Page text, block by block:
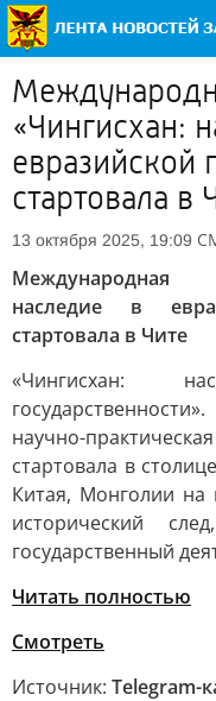
«Чингисхан:
евразийской
стартовала в
13 октября 2025, 19:09
Международная
наследие в
стартовала в Чите
«Чингисхан:
научно-
стартовала в
Китая, Монголии на
исторический
государственный
Читать полностью
Смотреть
Источник: Telegram-